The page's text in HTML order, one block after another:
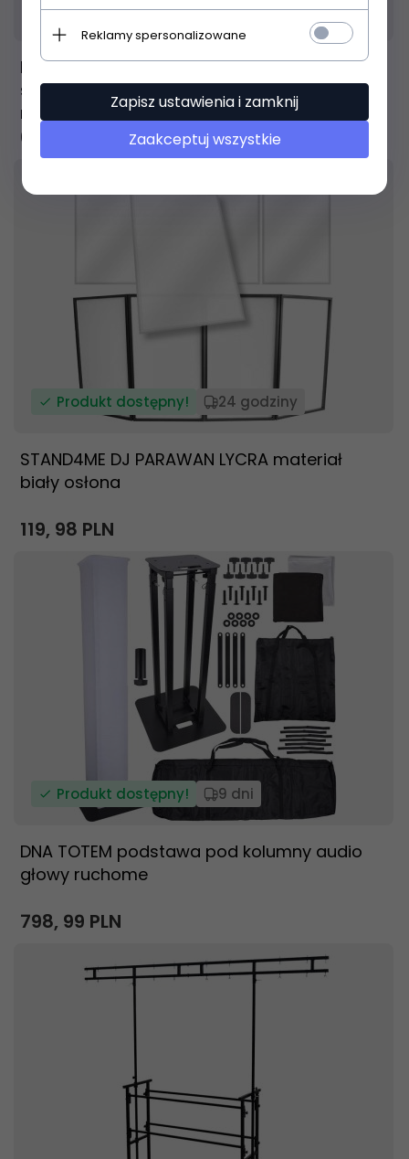
Produkt dostępny! 14 dni
EVOLIGHTS NEO CASE BEAM SPOT 100W
skrzynia transportowa na 2 głowice
ruchome
698,
Produkt dostępny! 24 godziny
STAND4ME DJ PARAWAN LYCRA materiał
biały osłona
119, 98 PLN
Produkt dostępny! 9 dni
DNA TOTEM podstawa pod kolumny audio
głowy ruchome
798, 99 PLN
Reklamy spersonalizowane
Zapisz ustawienia i zamknij
Zaakceptuj wszystkie